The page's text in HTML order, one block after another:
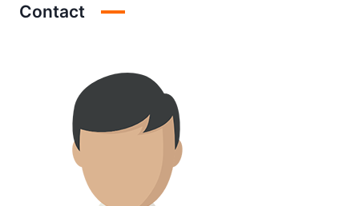
Contact